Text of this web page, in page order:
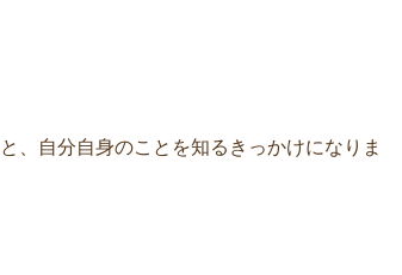
、自分自身のことを知るきっかけになりま